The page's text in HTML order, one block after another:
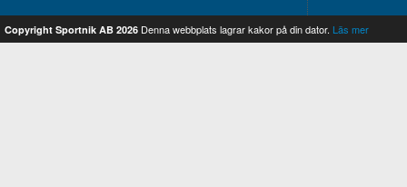
Copyright Sportnik AB 2026 Denna webbplats lagrar kakor på din dator. Läs mer